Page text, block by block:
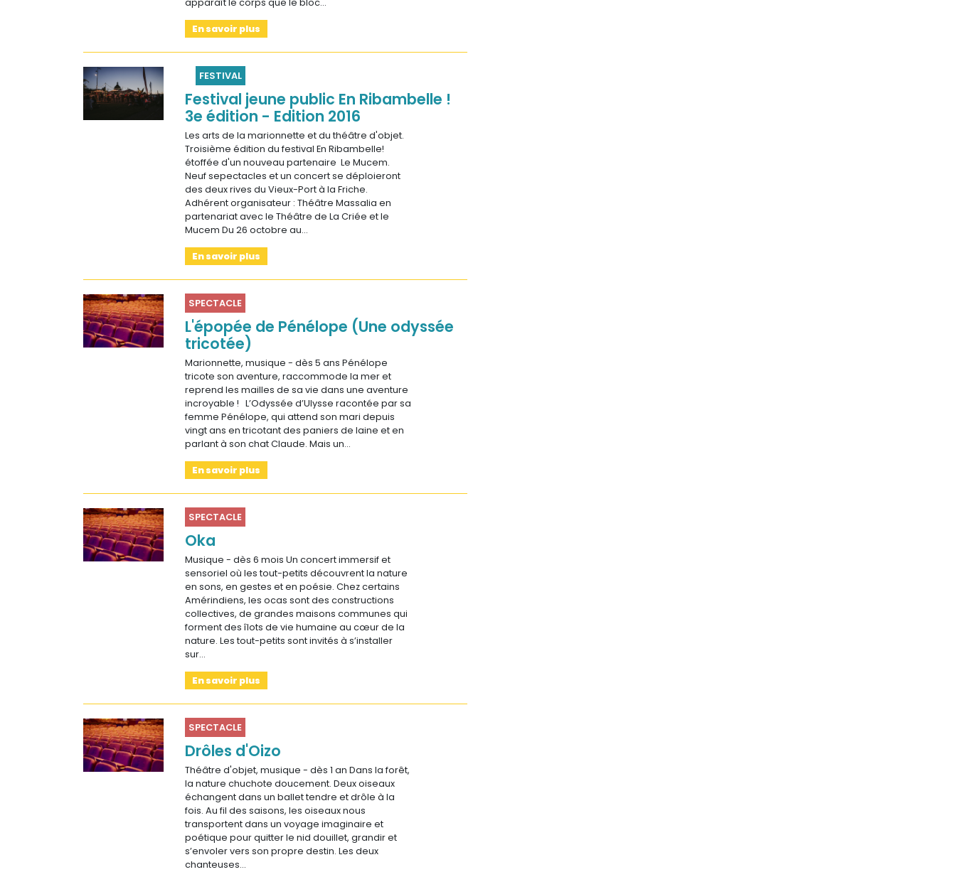
apparaît le corps que le bloc…
En savoir plus
FESTIVAL
Festival jeune public En Ribambelle !
3e édition - Edition 2016
Les arts de la marionnette et du théâtre d'objet.
Troisième édition du festival En Ribambelle!
étoffée d'un nouveau partenaire Le Mucem.
Neuf sepectacles et un concert se déploieront
des deux rives du Vieux-Port à la Friche.
Adhérent organisateur : Théâtre Massalia en
partenariat avec le Théâtre de La Criée et le
Mucem Du 26 octobre au…
En savoir plus
SPECTACLE
L'épopée de Pénélope (Une odyssée
tricotée)
Marionnette, musique - dès 5 ans Pénélope
tricote son aventure, raccommode la mer et
reprend les mailles de sa vie dans une aventure
incroyable ! L’Odyssée d’Ulysse racontée par sa
femme Pénélope, qui attend son mari depuis
vingt ans en tricotant des paniers de laine et en
parlant à son chat Claude. Mais un…
En savoir plus
SPECTACLE
Oka
Musique - dès 6 mois Un concert immersif et
sensoriel où les tout-petits découvrent la nature
en sons, en gestes et en poésie. Chez certains
Amérindiens, les ocas sont des constructions
collectives, de grandes maisons communes qui
forment des îlots de vie humaine au cœur de la
nature. Les tout-petits sont invités à s’installer
sur…
En savoir plus
SPECTACLE
Drôles d'Oizo
Théâtre d'objet, musique - dès 1 an Dans la forêt,
la nature chuchote doucement. Deux oiseaux
échangent dans un ballet tendre et drôle à la
fois. Au fil des saisons, les oiseaux nous
transportent dans un voyage imaginaire et
poétique pour quitter le nid douillet, grandir et
s’envoler vers son propre destin. Les deux
chanteuses…